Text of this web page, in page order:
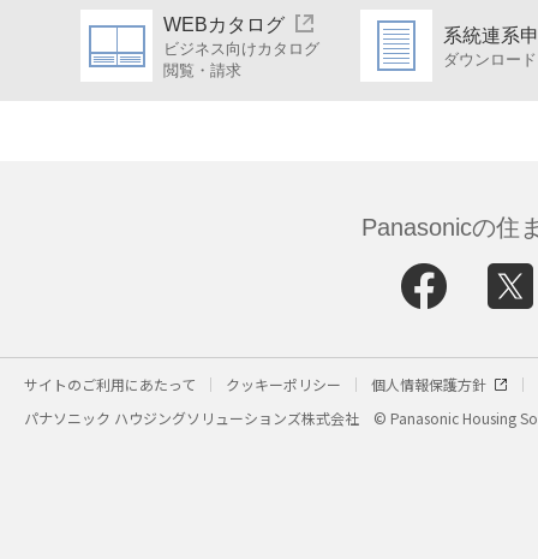
WEBカタログ
ビジネス向けカタログ
閲覧・請求
系統連系
ダウンロード
Panasonicの住
サイトのご利用にあたって クッキーポリシー
個人情報保護方針
パナソニック ハウジングソリューションズ株式会社
© Panasonic Housing